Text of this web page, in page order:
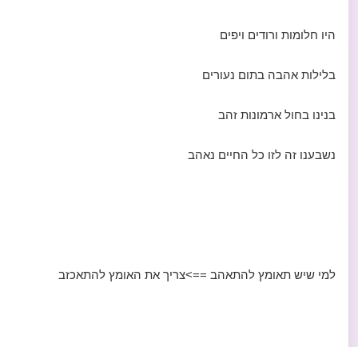
היו חלומות ורודים ויפים
בלילות אהבה בתום נעורים
בנינו בחול ארמונות זהב
נשבענו זה לזו כל החיים נאהב
למי שיש תאומץ להתאהב ==>צריך את האומץ להתאכזב